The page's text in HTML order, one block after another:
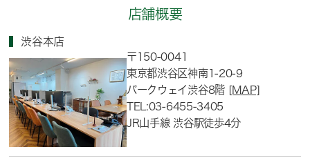
店舗概要
渋谷本店
〒150-0041
東京都渋谷区神南1-20-9
パークウェイ渋谷8階 [MAP]
TEL:03-6455-3405
JR山手線 渋谷駅徒歩4分